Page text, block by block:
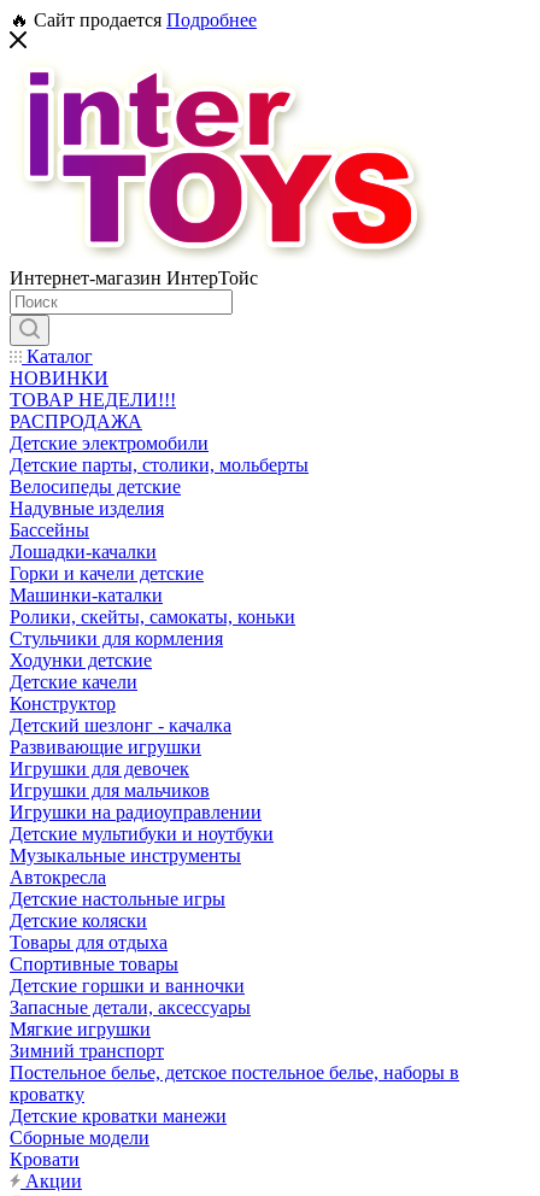
🔥 Сайт продается Подробнее
Интернет-магазин ИнтерТойс
Каталог
НОВИНКИ
ТОВАР НЕДЕЛИ!!!
РАСПРОДАЖА
Детские электромобили
Детские парты, столики, мольберты
Велосипеды детские
Надувные изделия
Бассейны
Лошадки-качалки
Горки и качели детские
Машинки-каталки
Ролики, скейты, самокаты, коньки
Стульчики для кормления
Ходунки детские
Детские качели
Конструктор
Детский шезлонг - качалка
Развивающие игрушки
Игрушки для девочек
Игрушки для мальчиков
Игрушки на радиоуправлении
Детские мультибуки и ноутбуки
Музыкальные инструменты
Автокресла
Детские настольные игры
Детские коляски
Товары для отдыха
Спортивные товары
Детские горшки и ванночки
Запасные детали, аксессуары
Мягкие игрушки
Зимний транспорт
Постельное белье, детское постельное белье, наборы в
кроватку
Детские кроватки манежи
Сборные модели
Кровати
Акции